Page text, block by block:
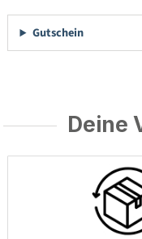
Gutschein
Deine